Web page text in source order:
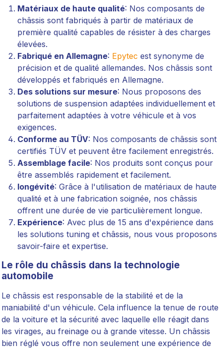
Matériaux de haute qualité: Nos composants de
châssis sont fabriqués à partir de matériaux de
première qualité capables de résister à des charges
élevées.
Fabriqué en Allemagne: Epytec est synonyme de
précision et de qualité allemandes. Nos châssis sont
développés et fabriqués en Allemagne.
Des solutions sur mesure: Nous proposons des
solutions de suspension adaptées individuellement et
parfaitement adaptées à votre véhicule et à vos
exigences.
Conforme au TÜV: Nos composants de châssis sont
certifiés TÜV et peuvent être facilement enregistrés.
Assemblage facile: Nos produits sont conçus pour
être assemblés rapidement et facilement.
longévité: Grâce à l'utilisation de matériaux de haute
qualité et à une fabrication soignée, nos châssis
offrent une durée de vie particulièrement longue.
Expérience: Avec plus de 15 ans d'expérience dans
les solutions tuning et châssis, nous vous proposons
savoir-faire et expertise.
Le rôle du châssis dans la technologie
automobile
Le châssis est responsable de la stabilité et de la
maniabilité d'un véhicule. Cela influence la tenue de route
de la voiture et la sécurité avec laquelle elle réagit dans
les virages, au freinage ou à grande vitesse. Un châssis
bien réglé vous offre non seulement une expérience de